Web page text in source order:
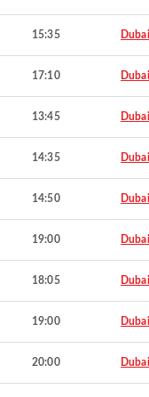
15:35 Dubai
17:10 Dubai
13:45 Dubai
14:35 Dubai
14:50 Dubai
19:00 Dubai
18:05 Dubai
19:00 Dubai
20:00 Dubai